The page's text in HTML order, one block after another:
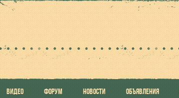
ВИДЕО ФОРУМ НОВОСТИ ОБЪЯВЛЕНИЯ